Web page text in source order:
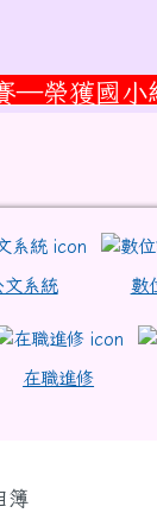
—榮獲國小
114年全
rest/
mw01iteg
index2-
groups/
\
域內容
文系統 數
在職進修
區域
簿